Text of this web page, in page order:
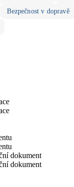
Bezpečnost v dopravě
dokument
dokument